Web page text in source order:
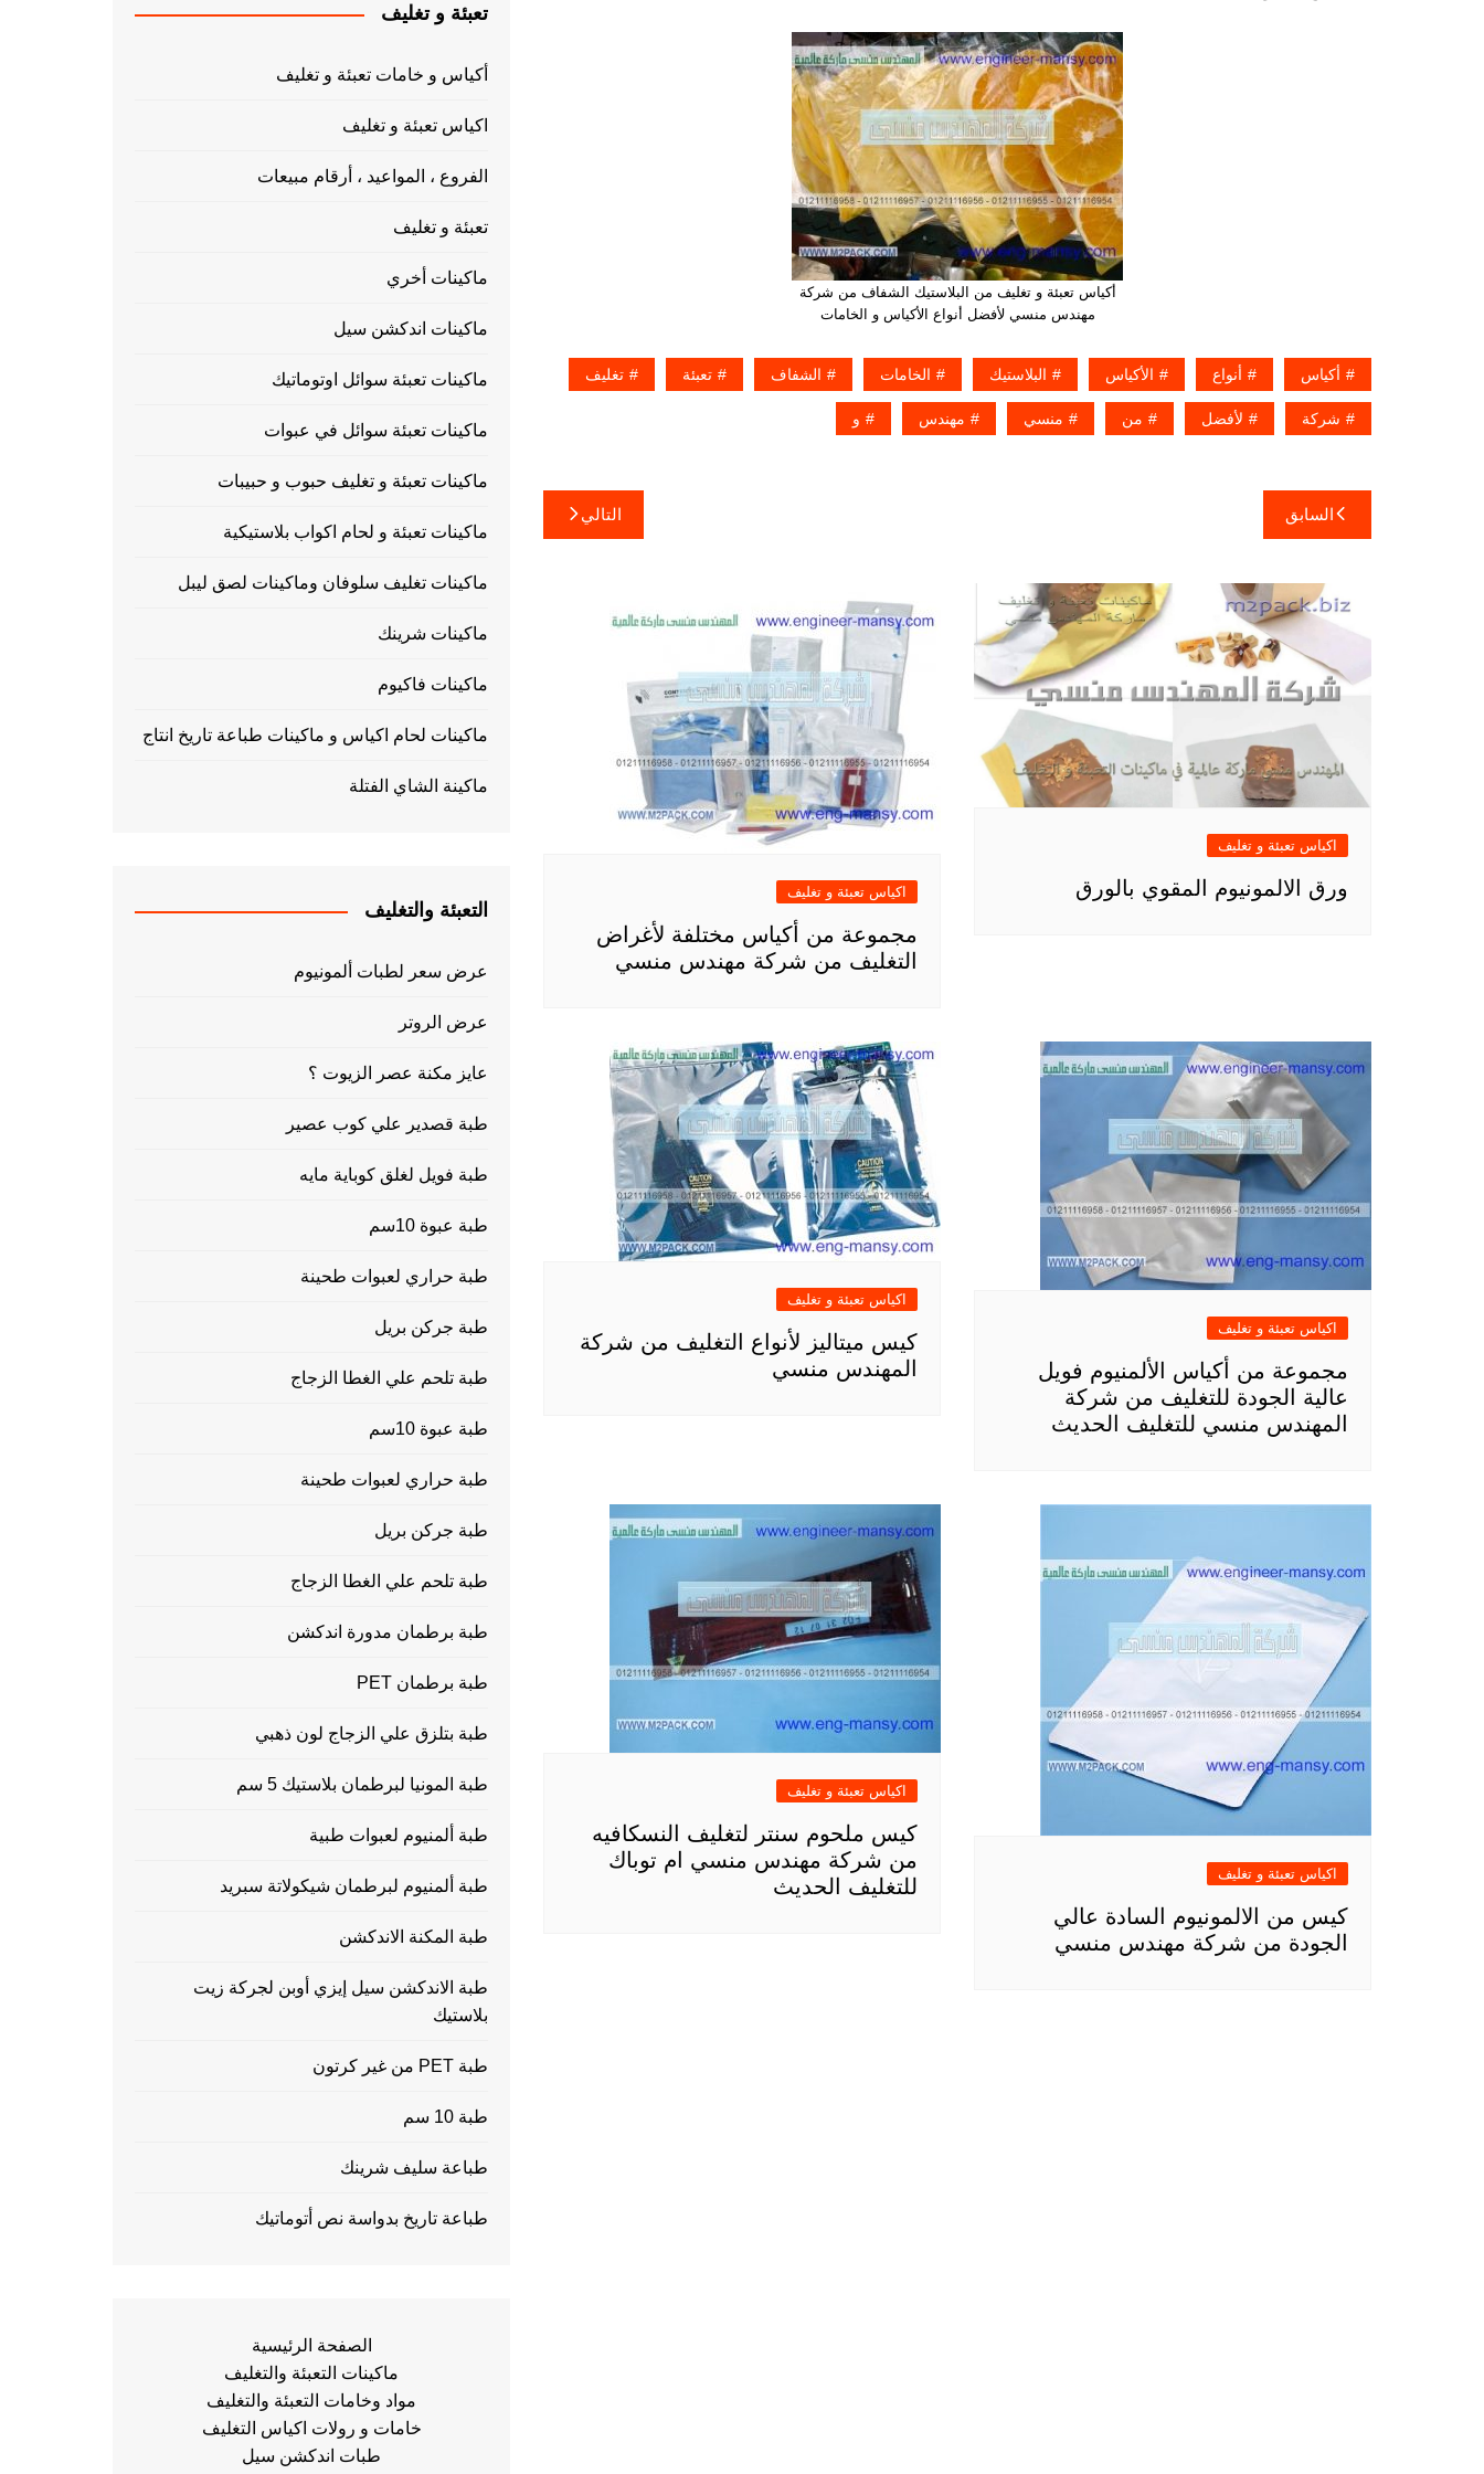
أكياس تعبئة و تغليف من البلاستيك الشفاف من شركة
مهندس منسي لأفضل أنواع الأكياس و الخامات
أكياس أنواع الأكياس البلاستيك الخامات الشفاف تعبئة تغليف
شركة لأفضل من منسي مهندس و
تصفّح
المقالات
السابق التالي
اكياس تعبئة و تغليف
ورق الالمونيوم المقوي بالورق اكياس تعبئة و تغليف
مجموعة من أكياس مختلفة لأغراض
التغليف من شركة مهندس منسي
اكياس تعبئة و تغليف
مجموعة من أكياس الألمنيوم فويل
عالية الجودة للتغليف من شركة
المهندس منسي للتغليف الحديث
اكياس تعبئة و تغليف
كيس ميتاليز لأنواع التغليف من شركة
المهندس منسي
اكياس تعبئة و تغليف
كيس من الالمونيوم السادة عالي
الجودة من شركة مهندس منسي
اكياس تعبئة و تغليف
كيس ملحوم سنتر لتغليف النسكافيه
من شركة مهندس منسي ام توباك
للتغليف الحديث
تعبئة و تغليف
أكياس و خامات تعبئة و تغليف
اكياس تعبئة و تغليف
الفروع ، المواعيد ، أرقام مبيعات
تعبئة و تغليف
ماكينات أخري
ماكينات اندكشن سيل
ماكينات تعبئة سوائل اوتوماتيك
ماكينات تعبئة سوائل في عبوات
ماكينات تعبئة و تغليف حبوب و حبيبات
ماكينات تعبئة و لحام اكواب بلاستيكية
ماكينات تغليف سلوفان وماكينات لصق ليبل
ماكينات شرينك
ماكينات فاكيوم
ماكينات لحام اكياس و ماكينات طباعة تاريخ انتاج
ماكينة الشاي الفتلة
التعبئة والتغليف
عرض سعر لطبات ألمونيوم
عرض الروتر
عايز مكنة عصر الزيوت ؟
طبة قصدير علي كوب عصير
طبة فويل لغلق كوباية مايه
طبة عبوة 10سم
طبة حراري لعبوات طحينة
طبة جركن بريل
طبة تلحم علي الغطا الزجاج
طبة عبوة 10سم
طبة حراري لعبوات طحينة
طبة جركن بريل
طبة تلحم علي الغطا الزجاج
طبة برطمان مدورة اندكشن
طبة برطمان PET
طبة بتلزق علي الزجاج لون ذهبي
طبة المونيا لبرطمان بلاستيك 5 سم
طبة ألمنيوم لعبوات طبية
طبة ألمنيوم لبرطمان شيكولاتة سبريد
طبة المكنة الاندكشن
طبة الاندكشن سيل إيزي أوبن لجركة زيت
بلاستيك
طبة PET من غير كرتون
طبة 10 سم
طباعة سليف شرينك
طباعة تاريخ بدواسة نص أتوماتيك
الصفحة الرئيسية
ماكينات التعبئة والتغليف
مواد وخامات التعبئة والتغليف
خامات و رولات اكياس التغليف
طبات اندكشن سيل